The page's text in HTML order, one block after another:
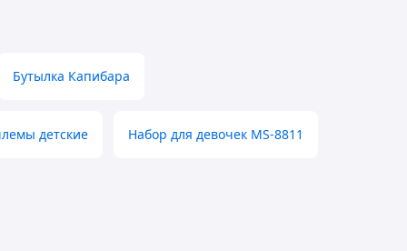
Бутылка Капибара
детские Набор для девочек MS-8811